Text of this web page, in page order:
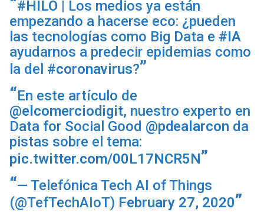
#HILO | Los medios ya están
empezando a hacerse eco: ¿pueden
las tecnologías como Big Data e #IA
ayudarnos a predecir epidemias como
la del #coronavirus?
En este artículo de
@elcomerciodigit, nuestro experto en
Data for Social Good @pdealarcon da
pistas sobre el tema:
pic.twitter.com/00L17NCR5N
— Telefónica Tech AI of Things
(@TefTechAIoT) February 27, 2020